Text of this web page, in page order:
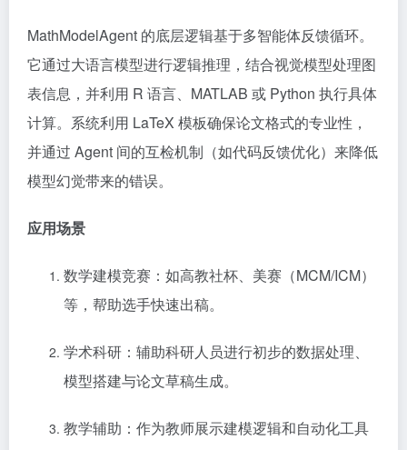
MathModelAgent 的底层逻辑基于多智能体反馈循环。
它通过大语言模型进行逻辑推理，结合视觉模型处理图
表信息，并利用 R 语言、MATLAB 或 Python 执行具体
计算。系统利用 LaTeX 模板确保论文格式的专业性，
并通过 Agent 间的互检机制（如代码反馈优化）来降低
模型幻觉带来的错误。
应用场景
数学建模竞赛：如高教社杯、美赛（MCM/ICM）
等，帮助选手快速出稿。
学术科研：辅助科研人员进行初步的数据处理、
模型搭建与论文草稿生成。
教学辅助：作为教师展示建模逻辑和自动化工具